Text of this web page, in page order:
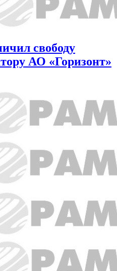
свободу
АО «Горизонт»